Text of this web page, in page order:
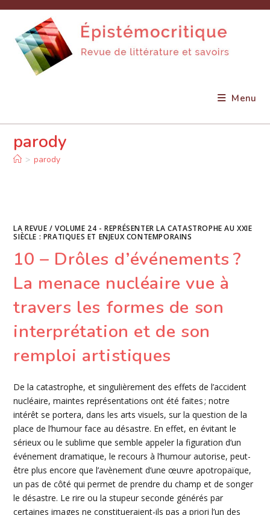
content
Menu
parody
> parody
LA REVUE /VOLUME 24 - REPRÉSENTER LA CATASTROPHE AU XXIE
SIÈCLE : PRATIQUES ET ENJEUX CONTEMPORAINS
10 – Drôles d’événements ?
La menace nucléaire vue à
travers les formes de son
interprétation et de son
remploi artistiques
De la catastrophe, et singulièrement des effets de l’accident
nucléaire, maintes représentations ont été faites ; notre
intérêt se portera, dans les arts visuels, sur la question de la
place de l’humour face au désastre. En effet, en évitant le
sérieux ou le sublime que semble appeler la figuration d’un
événement dramatique, le recours à l’humour autorise, peut-
être plus encore que l’avènement d’une œuvre apotropaïque,
un pas de côté qui permet de prendre du champ et de songer
le désastre. Le rire ou la stupeur seconde générés par
certaines images ne constitueraient-ils pas a priori l’un des